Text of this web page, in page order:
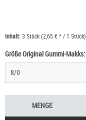
Inhalt:3 Stück (2,65 € * / 1 Stück)
Größe Original Gummi-Makks:
8/0
MENGE